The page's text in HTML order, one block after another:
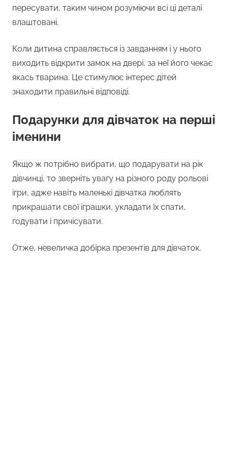
пересувати, таким чином розуміючи всі ці деталі
влаштовані.
Коли дитина справляється із завданням і у нього
виходить відкрити замок на двері, за неї його чекає
якась тварина. Це стимулює інтерес дітей
знаходити правильні відповіді.
Подарунки для дівчаток на перші
іменини
Якщо ж потрібно вибрати, що подарувати на рік
дівчинці, то зверніть увагу на різного роду рольові
ігри, адже навіть маленькі дівчатка люблять
прикрашати свої іграшки, укладати їх спати,
годувати і причісувати.
Отже, невеличка добірка презентів для дівчаток.